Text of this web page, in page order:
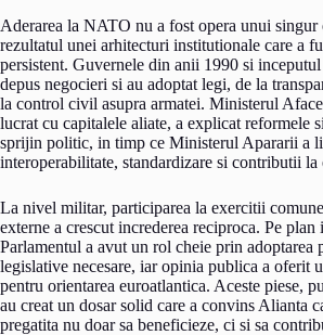
Aderarea la NATO nu a fost opera unui singur
rezultatul unei arhitecturi institutionale care a
persistent. Guvernele din anii 1990 si
depus negocieri si au adoptat legi, de la
la control civil asupra armatei. Ministerul
lucrat cu capitalele aliate, a explicat reformele
sprijin politic, in timp ce Ministerul Apararii a
interoperabilitate, standardizare si contributii la
La nivel militar, participarea la exercitii
externe a crescut increderea reciproca. Pe plan
Parlamentul a avut un rol cheie prin adoptarea
legislative necesare, iar opinia publica a oferit
pentru orientarea euroatlantica. Aceste piese,
au creat un dosar solid care a convins Alianta
pregatita nu doar sa beneficieze, ci si sa